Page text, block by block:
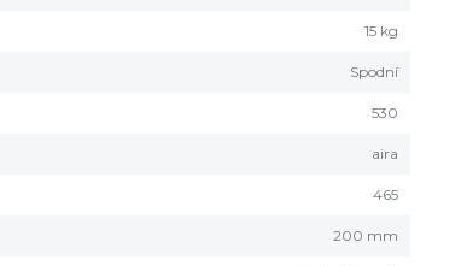
15 kg
Spodní
530
aira
465
200 mm